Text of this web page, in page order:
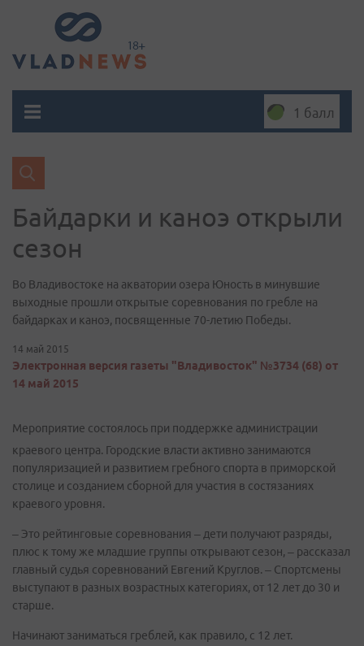
1 балл
Байдарки и каноэ открыли
сезон
Во Владивостоке на акватории озера Юность в минувшие
выходные прошли открытые соревнования по гребле на
байдарках и каноэ, посвященные 70-летию Победы.
14 май 2015
Электронная версия газеты "Владивосток" №3734 (68) от
14 май 2015
Мероприятие состоялось при поддержке администрации
краевого центра. Городские власти активно занимаются
популяризацией и развитием гребного спорта в приморской
столице и созданием сборной для участия в состязаниях
краевого уровня.
– Это рейтинговые соревнования – дети получают разряды,
плюс к тому же младшие группы открывают сезон, – рассказал
главный судья соревнований Евгений Круглов. – Спортсмены
выступают в разных возрастных категориях, от 12 лет до 30 и
старше.
Начинают заниматься греблей, как правило, с 12 лет.